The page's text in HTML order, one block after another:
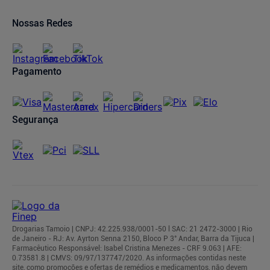
Trocas e Devoluções
Regulamentos
Nossas Redes
Pagamento
Segurança
Drogarias Tamoio | CNPJ: 42.225.938/0001-50 l SAC: 21 2472-3000 | Rio
de Janeiro - RJ: Av. Ayrton Senna 2150, Bloco P 3° Andar, Barra da Tijuca |
Farmacêutico Responsável: Isabel Cristina Menezes - CRF 9.063 | AFE:
0.73581.8 | CMVS: 09/97/137747/2020. As informações contidas neste
site, como promoções e ofertas de remédios e medicamentos, não devem